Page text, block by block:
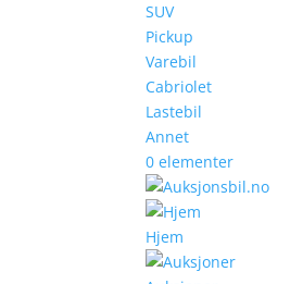
SUV
Pickup
Varebil
Cabriolet
Lastebil
Annet
0 elementer
Hjem